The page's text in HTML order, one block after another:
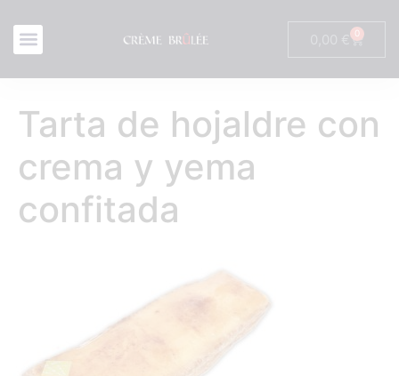
0
Tarta de hojaldre con
crema y yema
confitada